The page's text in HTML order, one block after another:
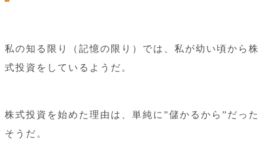
私の知る限り（記憶の限り）では、私が幼い頃から株
式投資をしているようだ。
株式投資を始めた理由は、単純に”儲かるから”だった
そうだ。